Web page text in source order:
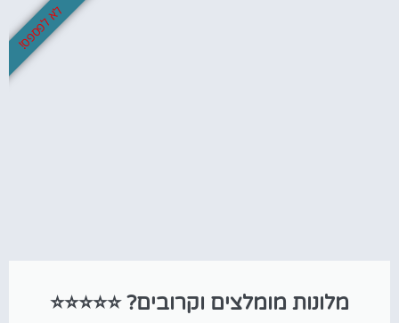
מלונות מומלצים וקרובים? ⭐⭐⭐⭐⭐
לא לפספס!